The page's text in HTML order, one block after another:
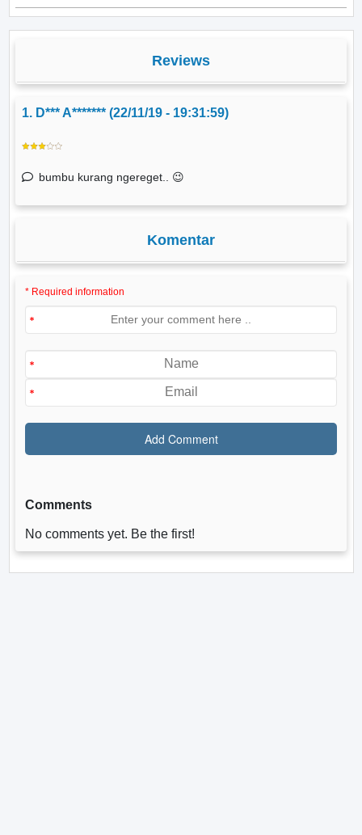
Reviews
1. D*** A******* (22/11/19 - 19:31:59)
bumbu kurang ngereget.. 😉
Komentar
* Required information
Comments
No comments yet. Be the first!